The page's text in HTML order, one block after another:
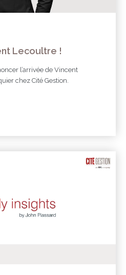
Lecoultre !
l’arrivée de Vincent
chez Cité Gestion.